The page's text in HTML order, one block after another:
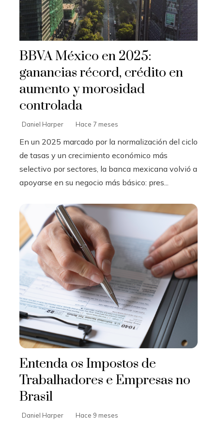
BBVA México en 2025:
ganancias récord, crédito en
aumento y morosidad
controlada
Daniel Harper Hace 7 meses
En un 2025 marcado por la normalización del ciclo
de tasas y un crecimiento económico más
selectivo por sectores, la banca mexicana volvió a
apoyarse en su negocio más básico: pres...
Entenda os Impostos de
Trabalhadores e Empresas no
Brasil
Daniel Harper Hace 9 meses